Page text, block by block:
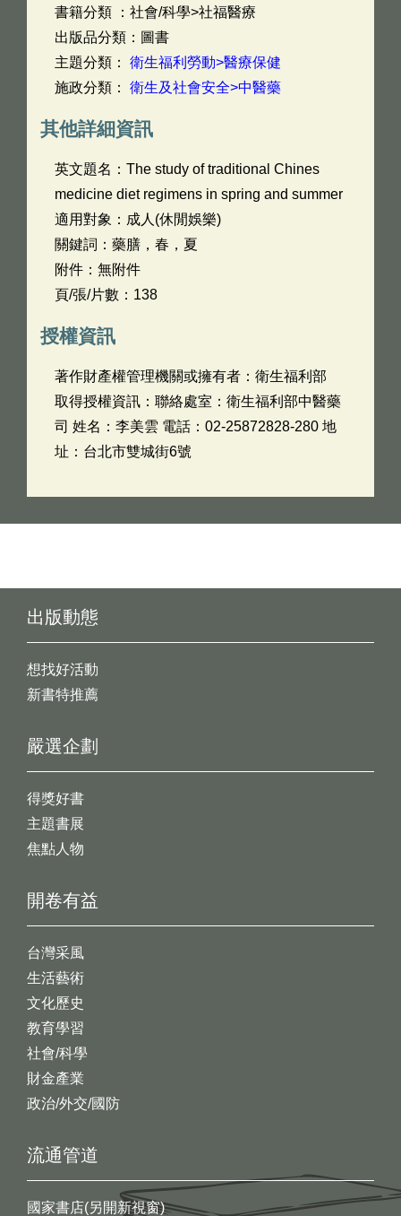
書籍分類 ：社會/科學>社福醫療
出版品分類：圖書
主題分類： 衛生福利勞動>醫療保健
施政分類： 衛生及社會安全>中醫藥
其他詳細資訊
英文題名： The study of traditional Chines
medicine diet regimens in spring and summer
適用對象：成人(休閒娛樂)
關鍵詞：藥膳，春，夏
附件：無附件
頁/張/片數：138
授權資訊
著作財產權管理機關或擁有者：衛生福利部
取得授權資訊：聯絡處室：衛生福利部中醫藥
司 姓名：李美雲 電話：02-25872828-280 地
址：台北市雙城街6號
出版動態
想找好活動
新書特推薦
開卷有益
台灣采風
生活藝術
文化歷史
教育學習
社會/科學
財金產業
政治/外交/國防
嚴選企劃
得獎好書
主題書展
焦點人物
流通管道
國家書店(另開新視窗)